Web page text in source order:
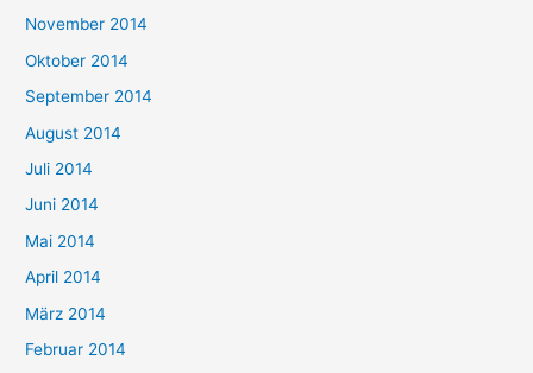
November 2014
Oktober 2014
September 2014
August 2014
Juli 2014
Juni 2014
Mai 2014
April 2014
März 2014
Februar 2014